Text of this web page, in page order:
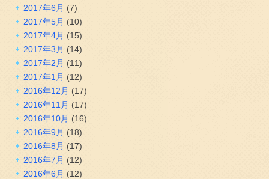
2017年6月 (7)
2017年5月 (10)
2017年4月 (15)
2017年3月 (14)
2017年2月 (11)
2017年1月 (12)
2016年12月 (17)
2016年11月 (17)
2016年10月 (16)
2016年9月 (18)
2016年8月 (17)
2016年7月 (12)
2016年6月 (12)